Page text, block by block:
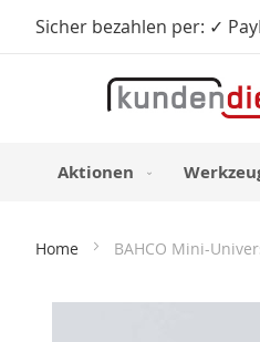
Sicher bezahlen per: ✓
Aktionen
Home BAHCO Mini-
Zum